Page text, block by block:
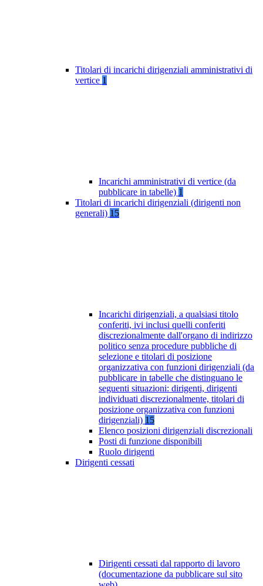
Titolari di incarichi dirigenziali amministrativi di
vertice 1
Incarichi amministrativi di vertice (da
pubblicare in tabelle) 1
Titolari di incarichi dirigenziali (dirigenti non
generali) 15
Incarichi dirigenziali, a qualsiasi titolo
conferiti, ivi inclusi quelli conferiti
discrezionalmente dall'organo di indirizzo
politico senza procedure pubbliche di
selezione e titolari di posizione
organizzativa con funzioni dirigenziali (da
pubblicare in tabelle che distinguano le
seguenti situazioni: dirigenti, dirigenti
individuati discrezionalmente, titolari di
posizione organizzativa con funzioni
dirigenziali) 15
Elenco posizioni dirigenziali discrezionali
Posti di funzione disponibili
Ruolo dirigenti
Dirigenti cessati
Dirigenti cessati dal rapporto di lavoro
(documentazione da pubblicare sul sito